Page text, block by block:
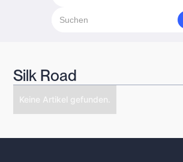
Silk Road
Keine Artikel gefunden.